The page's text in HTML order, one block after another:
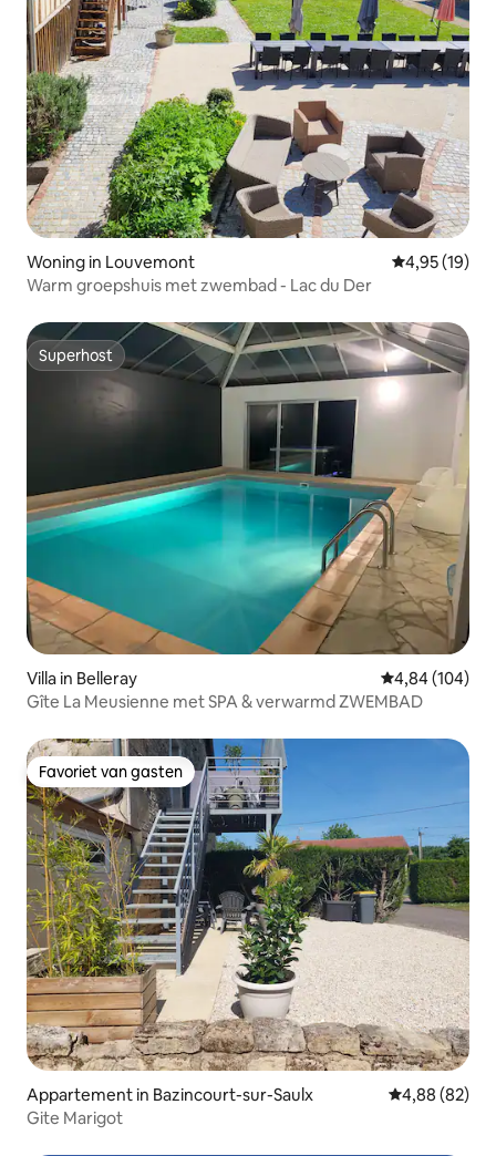
Woning in Louvemont Gemiddelde
4,95 (19)
Warm groepshuis met zwembad - Lac du Der
Superhost
Superhost
Villa in Belleray Gemiddelde
4,84 (104)
Gîte La Meusienne met SPA & verwarmd ZWEMBAD
Favoriet van gasten
Favoriet van gasten
Appartement in Bazincourt-sur-Saulx Gemiddelde
4,88 (82)
Gite Marigot